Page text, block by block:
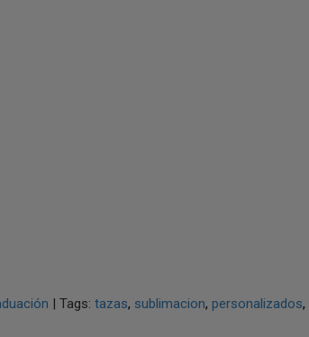
| Tags: tazas sublimacion personalizados